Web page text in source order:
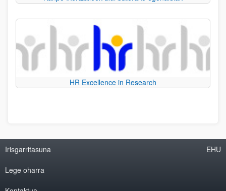
HR Excellence in Research
Irisgarritasuna
Lege oharra
EHU